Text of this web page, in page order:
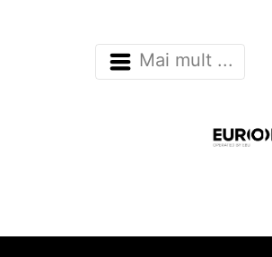
Mai mult ...